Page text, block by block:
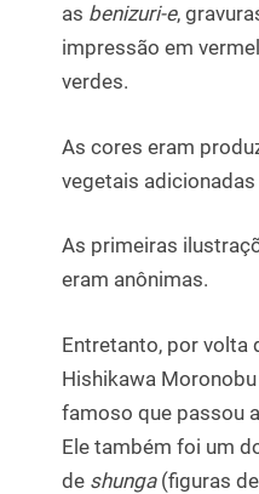
as benizuri-e,
impressão em
verdes.
As cores eram
vegetais
As primeiras
eram anônimas.
Entretanto, por volta
Hishikawa
famoso que passou
Ele também foi um
de shunga(figuras